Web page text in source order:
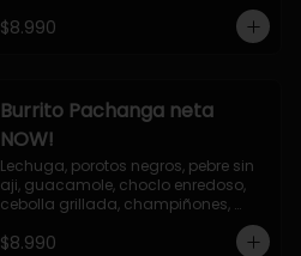
$8.990
Burrito Pachanga neta
NOW!
Lechuga, porotos negros, pebre sin
aji, guacamole, choclo enredoso,
cebolla grillada, champiñones,
$8.990